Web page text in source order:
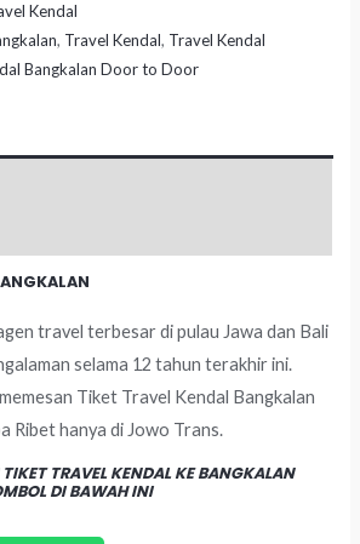
Kendal
, Travel Kendal, Travel Kendal
Bangkalan Door to Door
travel terbesar di pulau Jawa dan Bali
selama 12 tahun terakhir ini.
Tiket Travel Kendal Bangkalan
Ribet hanya di Jowo Trans.
TRAVEL KENDAL KE BANGKALAN
DI BAWAH INI